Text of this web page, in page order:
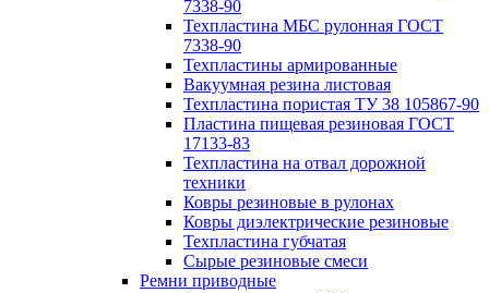
7338-90
Техпластина МБС рулонная ГОСТ
7338-90
Техпластины армированные
Вакуумная резина листовая
Техпластина пористая ТУ 38 105867-90
Пластина пищевая резиновая ГОСТ
17133-83
Техпластина на отвал дорожной
техники
Ковры резиновые в рулонах
Ковры диэлектрические резиновые
Техпластина губчатая
Сырые резиновые смеси
Ремни приводные